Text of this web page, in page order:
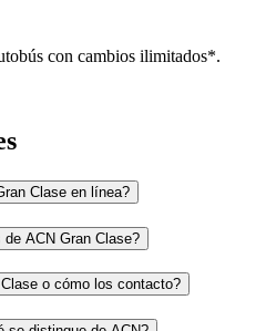
con cambios ilimitados*.
Clase en línea?
ACN Gran Clase?
o cómo los contacto?